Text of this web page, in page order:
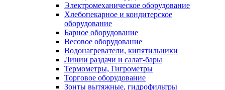
Электромеханическое оборудование
Хлебопекарное и кондитерское
оборудование
Барное оборудование
Весовое оборудование
Водонагреватели, кипятильники
Линии раздачи и салат-бары
Термометры, Гигрометры
Торговое оборудование
Зонты вытяжные, гидрофильтры